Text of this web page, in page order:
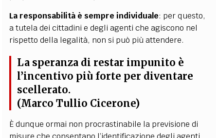
La responsabilità è sempre individuale: per questo,
a tutela dei cittadini e degli agenti che agiscono nel
rispetto della legalità, non si può più attendere.
La speranza di restar impunito è
l’incentivo più forte per diventare
scellerato.
(Marco Tullio Cicerone)
È dunque ormai non procrastinabile la previsione di